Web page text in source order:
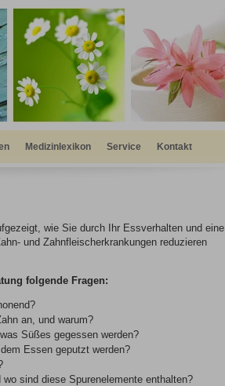
Medizinlexikon Service Kontakt
wie Sie durch Ihr Essverhalten und eine
und Zahnfleischerkrankungen reduzieren
folgende Fragen:
an, und warum?
Süßes gegessen werden?
Essen geputzt werden?
sind diese Spurenelemente enthalten?